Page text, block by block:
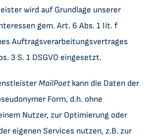
wird auf Grundlage unserer
gem. Art. 6 Abs. 1 lit. f
Auftragsverarbeitungsvertrages
3 S. 1 DSGVO eingesetzt.
MailPoet kann die Daten der
Form, d.h. ohne
Nutzer, zur Optimierung oder
eigenen Services nutzen, z.B. zur